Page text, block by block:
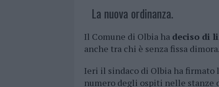
La nuova ordinanza.
Il Comune di Olbia ha deciso di
anche tra chi è senza fissa dimora.
Ieri il sindaco di Olbia ha firmato
numero degli ospiti nelle stanze